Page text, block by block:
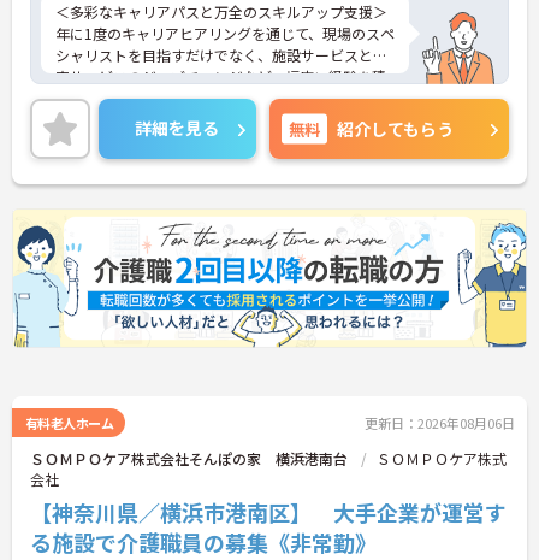
＜多彩なキャリアパスと万全のスキルアップ支援＞
年に1度のキャリアヒアリングを通じて、現場のスペ
シャリストを目指すだけでなく、施設サービスと在
宅サービスのジョブチェンジなど、幅広い経験を積
むことが可能です。
＜プライベートも充実させる嬉しい福利厚生＞仕事
の疲れを癒やすための制度も充実しています。各地
のレジャー施設や宿泊が最大80％オフになる優待制
度や、勤続5年ごとの「特別連続有給休暇（5日）」
など、リフレッシュできる機会がたくさん。年間公
休110日に加え、独自の休暇制度もしっかり整って
いるため、オンオフのメリハリをつけて働けます。
詳細を見る 無料 紹介してもらう
有料老人ホーム 更新日：2026年08月06日
ＳＯＭＰＯケア株式会社そんぽの家 横浜港南台
ＳＯＭＰＯケア株式
会社
【神奈川県／横浜市港南区】 大手企業が運営す
る施設で介護職員の募集《非常勤》